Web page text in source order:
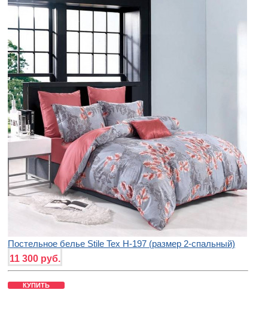
Постельное белье Stile Tex H-197 (размер 2-спальный)
11 300 руб.
КУПИТЬ